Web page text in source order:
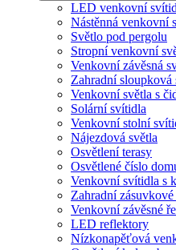
LED venkovní
Nástěnná venkovní
Světlo pod pergolu
Stropní venkovní
Venkovní závěsná
Zahradní sloupková
Venkovní světla s
Solární svítidla
Venkovní stolní
Nájezdová světla
Osvětlení terasy
Osvětlené číslo
Venkovní svítidla s
Zahradní
Venkovní závěsné
LED reflektory
Nízkonapěťová